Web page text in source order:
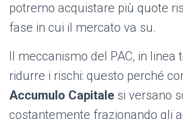
potremo acquistare più quote
fase in cui il mercato va su.
Il meccanismo del PAC, in linea
ridurre i rischi: questo perché
Accumulo Capitale si versano
costantemente frazionando gli